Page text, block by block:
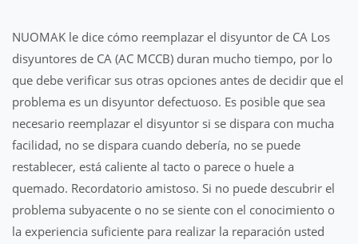
NUOMAK le dice cómo reemplazar el disyuntor de CA Los
disyuntores de CA (AC MCCB) duran mucho tiempo, por lo
que debe verificar sus otras opciones antes de decidir que el
problema es un disyuntor defectuoso. Es posible que sea
necesario reemplazar el disyuntor si se dispara con mucha
facilidad, no se dispara cuando debería, no se puede
restablecer, está caliente al tacto o parece o huele a
quemado. Recordatorio amistoso. Si no puede descubrir el
problema subyacente o no se siente con el conocimiento o
la experiencia suficiente para realizar la reparación usted